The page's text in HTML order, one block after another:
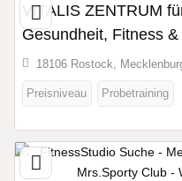
VITALIS ZENTRUM
Gesundheit, Fitness
18106 Rostock,
Preisniveau Probetraining